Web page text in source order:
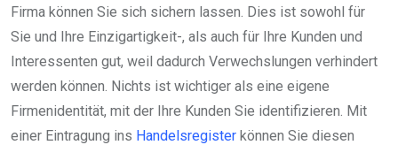
Firma können Sie sich sichern lassen. Dies ist sowohl für
Sie und Ihre Einzigartigkeit-, als auch für Ihre Kunden und
Interessenten gut, weil dadurch Verwechslungen verhindert
werden können. Nichts ist wichtiger als eine eigene
Firmenidentität, mit der Ihre Kunden Sie identifizieren. Mit
einer Eintragung ins Handelsregister können Sie diesen